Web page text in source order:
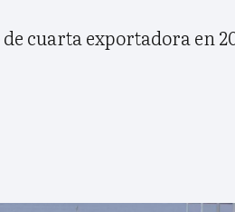
cuarta exportadora en